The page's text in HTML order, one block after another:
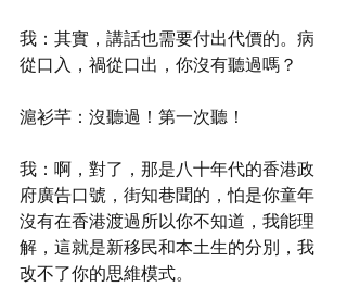
我：其實，講話也需要付出代價的。病
從口入，禍從口出，你沒有聽過嗎？
滬衫芊：沒聽過！第一次聽！
我：啊，對了，那是八十年代的香港政
府廣告口號，街知巷聞的，怕是你童年
沒有在香港渡過所以你不知道，我能理
解，這就是新移民和本土生的分別，我
改不了你的思維模式。